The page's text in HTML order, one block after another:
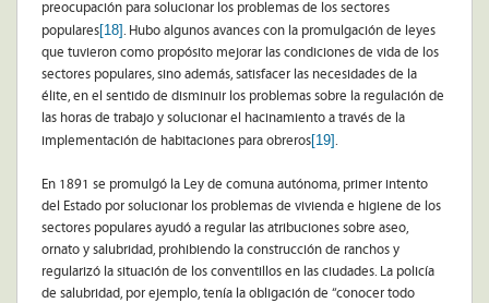
preocupación para solucionar los problemas de los sectores
populares[18]. Hubo algunos avances con la promulgación de leyes
que tuvieron como propósito mejorar las condiciones de vida de los
sectores populares, sino además, satisfacer las necesidades de la
élite, en el sentido de disminuir los problemas sobre la regulación de
las horas de trabajo y solucionar el hacinamiento a través de la
implementación de habitaciones para obreros[19].
En 1891 se promulgó la Ley de comuna autónoma, primer intento
del Estado por solucionar los problemas de vivienda e higiene de los
sectores populares ayudó a regular las atribuciones sobre aseo,
ornato y salubridad, prohibiendo la construcción de ranchos y
regularizó la situación de los conventillos en las ciudades. La policía
de salubridad, por ejemplo, tenía la obligación de “conocer todo